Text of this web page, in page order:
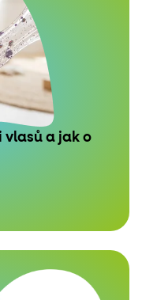
vlasů a jak o